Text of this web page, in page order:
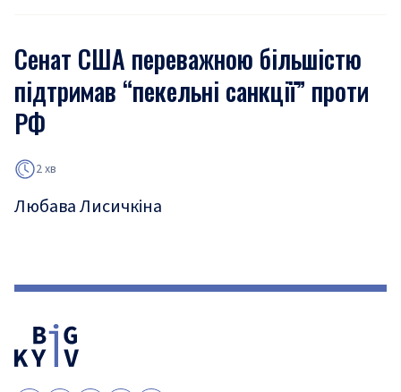
Сенат США переважною більшістю
підтримав “пекельні санкції” проти
РФ
2 хв
Любава Лисичкіна